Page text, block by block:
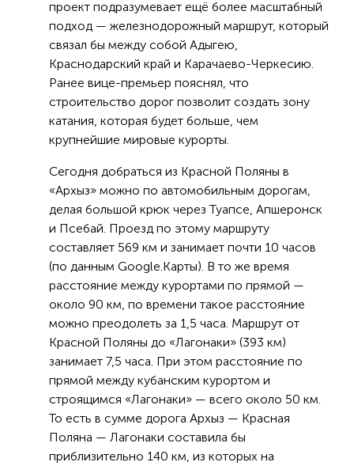
проект подразумевает ещё более масштабный
подход — железнодорожный маршрут, который
связал бы между собой Адыгею,
Краснодарский край и Карачаево-Черкесию.
Ранее вице-премьер пояснял, что
строительство дорог позволит создать зону
катания, которая будет больше, чем
крупнейшие мировые курорты.
Сегодня добраться из Красной Поляны в
«Архыз» можно по автомобильным дорогам,
делая большой крюк через Туапсе, Апшеронск
и Псебай. Проезд по этому маршруту
составляет 569 км и занимает почти 10 часов
(по данным Google.Карты). В то же время
расстояние между курортами по прямой —
около 90 км, по времени такое расстояние
можно преодолеть за 1,5 часа. Маршрут от
Красной Поляны до «Лагонаки» (393 км)
занимает 7,5 часа. При этом расстояние по
прямой между кубанским курортом и
строящимся «Лагонаки» — всего около 50 км.
То есть в сумме дорога Архыз — Красная
Поляна — Лагонаки составила бы
приблизительно 140 км, из которых на